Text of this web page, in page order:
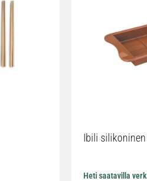
Ibili
Heti saatavilla